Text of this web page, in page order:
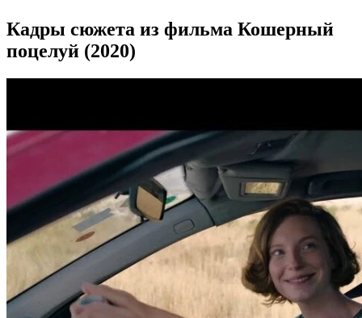
Кадры сюжета из фильма Кошерный
поцелуй (2020)